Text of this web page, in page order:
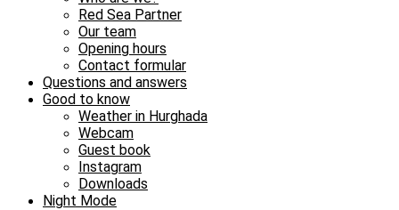
Red Sea Partner
Our team
Opening hours
Contact formular
Questions and answers
Good to know
Weather in Hurghada
Webcam
Guest book
Instagram
Downloads
Night Mode